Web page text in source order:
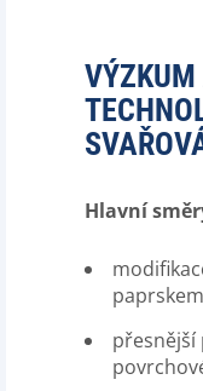
Hlavní
paprskem
přesnější